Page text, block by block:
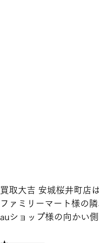
買取大吉 安城桜井町店
ファミリーマート様の隣
auショップ様の向かい